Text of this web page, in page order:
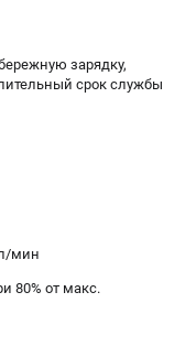
48
зарядку,
срок службы
мин
80% от макс.